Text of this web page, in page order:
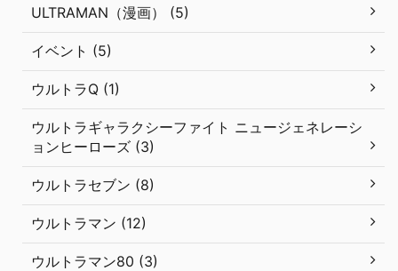
ULTRAMAN（漫画） (5)
イベント (5)
ウルトラQ (1)
ウルトラギャラクシーファイト ニュージェネレーシ
ョンヒーローズ (3)
ウルトラセブン (8)
ウルトラマン (12)
ウルトラマン80 (3)